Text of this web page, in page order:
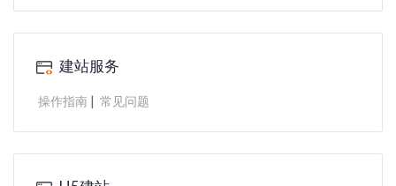
建站服务
操作指南 | 常见问题